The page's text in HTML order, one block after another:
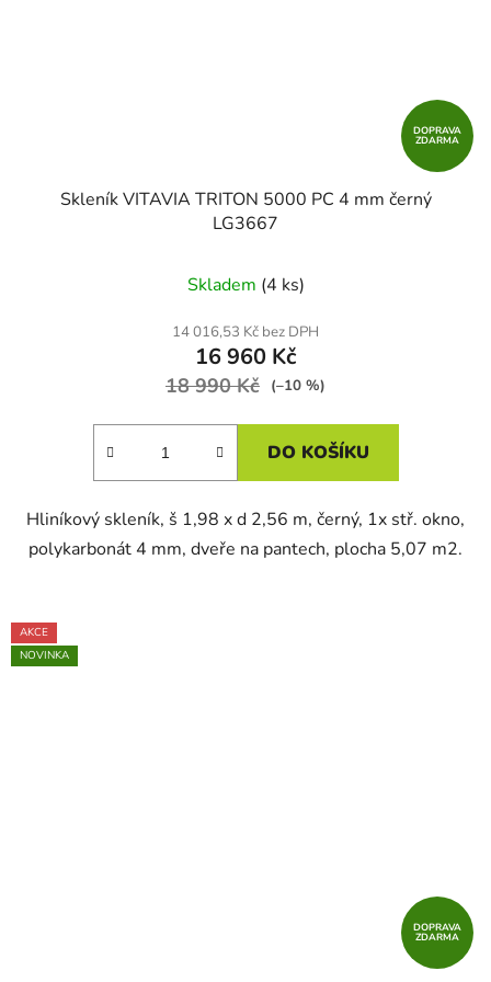
DOPRAVA
ZDARMA
Skleník VITAVIA TRITON 5000 PC 4 mm černý
LG3667
Skladem (4 ks)
14 016,53 Kč bez DPH
16 960 Kč
18 990 Kč (–10 %)
DO KOŠÍKU
Hliníkový skleník, š 1,98 x d 2,56 m, černý, 1x stř. okno,
polykarbonát 4 mm, dveře na pantech, plocha 5,07 m2.
AKCE
NOVINKA
DOPRAVA
ZDARMA